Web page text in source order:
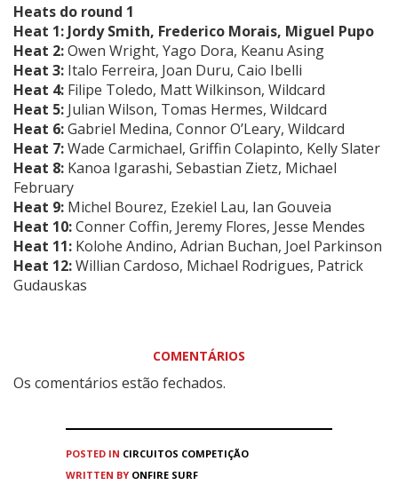
Heats do round 1
Heat 1: Jordy Smith, Frederico Morais, Miguel Pupo
Heat 2:Owen Wright, Yago Dora, Keanu Asing
Heat 3: Italo Ferreira, Joan Duru, Caio Ibelli
Heat 4: Filipe Toledo, Matt Wilkinson, Wildcard
Heat 5: Julian Wilson, Tomas Hermes, Wildcard
Heat 6:Gabriel Medina, Connor O’Leary, Wildcard
Heat 7:Wade Carmichael, Griffin Colapinto, Kelly Slater
Heat 8: Kanoa Igarashi, Sebastian Zietz, Michael
February
Heat 9: Michel Bourez, Ezekiel Lau, Ian Gouveia
Heat 10:Conner Coffin, Jeremy Flores, Jesse Mendes
Heat 11: Kolohe Andino, Adrian Buchan, Joel Parkinson
Heat 12:Willian Cardoso, Michael Rodrigues, Patrick
Gudauskas
COMENTÁRIOS
Os comentários estão fechados.
POSTED IN CIRCUITOS COMPETIÇÃO
WRITTEN BY ONFIRE SURF